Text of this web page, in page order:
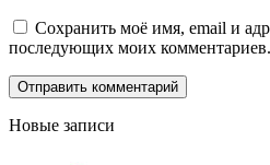
Сохранить моё имя, email и
последующих моих комментариев.
Новые записи